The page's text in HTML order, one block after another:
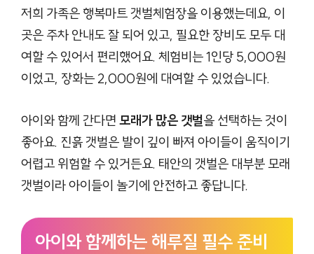
저희 가족은 행복마트 갯벌체험장을 이용했는데요, 이
곳은 주차 안내도 잘 되어 있고, 필요한 장비도 모두 대
여할 수 있어서 편리했어요. 체험비는 1인당 5,000원
이었고, 장화는 2,000원에 대여할 수 있었습니다.
아이와 함께 간다면 모래가 많은 갯벌을 선택하는 것이
좋아요. 진흙 갯벌은 발이 깊이 빠져 아이들이 움직이기
어렵고 위험할 수 있거든요. 태안의 갯벌은 대부분 모래
갯벌이라 아이들이 놀기에 안전하고 좋답니다.
아이와 함께하는 해루질 필수 준비